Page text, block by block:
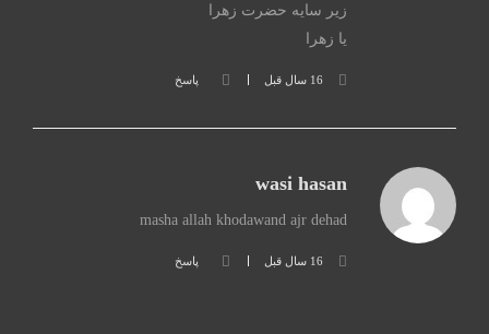
زير سايه حضرت زهرا
يا زهرا
16 سال قبل پاسخ
wasi hasan
masha allah khodawand ajr dehad
16 سال قبل پاسخ